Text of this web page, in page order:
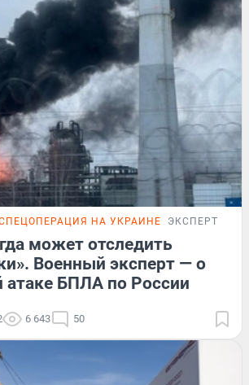
НА УКРАИНЕ ЭКСПЕРТ
может отследить
Военный эксперт — о
атаке БПЛА по России
6 643 50